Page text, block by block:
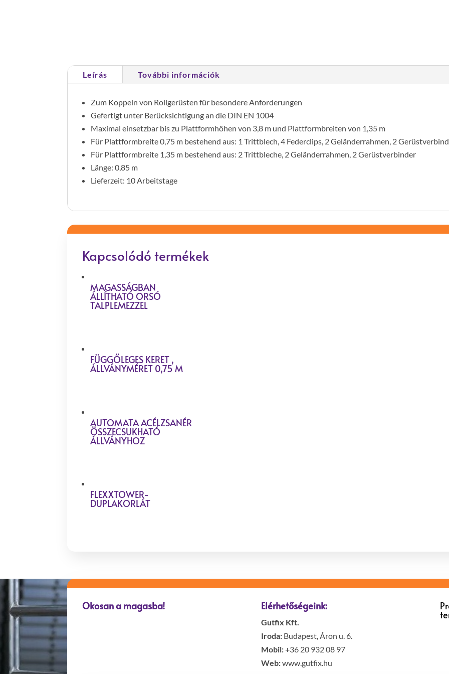
Leírás További információk
Zum Koppeln von Rollgerüsten für besondere Anforderungen
Gefertigt unter Berücksichtigung an die DIN EN 1004
Maximal einsetzbar bis zu Plattformhöhen von 3,8 m und Plattformbreiten von 1,35 m
Für Plattformbreite 0,75 m bestehend aus: 1 Trittblech, 4 Federclips, 2 Geländerrahmen, 2
Für Plattformbreite 1,35 m bestehend aus: 2 Trittbleche, 2 Geländerrahmen, 2 Gerüstverbinder
Länge: 0,85 m
Lieferzeit: 10 Arbeitstage
Kapcsolódó termékek
MAGASSÁGBAN
ÁLLÍTHATÓ ORSÓ
TALPLEMEZZEL
FÜGGŐLEGES KERET ,
ÁLLVÁNYMÉRET 0,75 M
AUTOMATA ACÉLZSANÉR
ÖSSZECSUKHATÓ
ÁLLVÁNYHOZ
FLEXXTOWER-
DUPLAKORLÁT
Okosan a magasba! Elérhetőségeink:
Gutfix Kft.
Iroda: Budapest, Áron u. 6.
Mobil:+36 20 932 08 97
Web:www.gutfix.hu